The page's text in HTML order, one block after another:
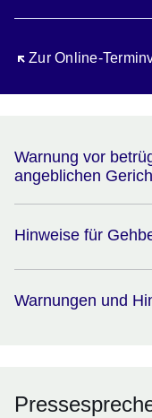
Zur Online-
Öffnet sich in einem
Warnung vor
angeblichen
Hinweise für
Warnungen und